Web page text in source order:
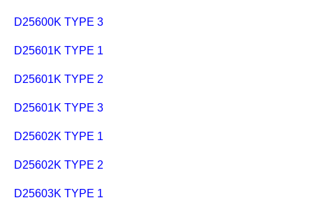
D25600K TYPE 3
D25601K TYPE 1
D25601K TYPE 2
D25601K TYPE 3
D25602K TYPE 1
D25602K TYPE 2
D25603K TYPE 1